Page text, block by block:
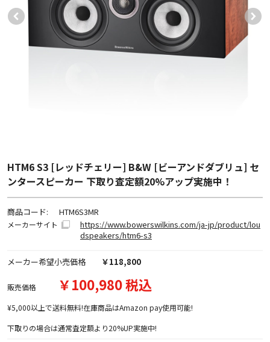
HTM6 S3 [レッドチェリー] B&W [ビーアンドダブリュ] セ
ンタースピーカー 下取り査定額20%アップ実施中！
商品コード: HTM6S3MR
メーカーサイト
https://www.bowerswilkins.com/ja-jp/product/lou
dspeakers/htm6-s3
メーカー希望小売価格 ￥118,800
販売価格 ￥100,980 税込
¥5,000以上で送料無料!在庫商品はAmazon pay使用可能!
下取りの場合は通常査定額より20%UP実施中!